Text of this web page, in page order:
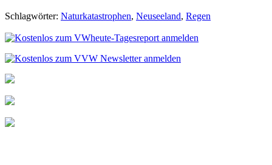
Schlagwörter: Naturkatastrophen, Neuseeland, Regen